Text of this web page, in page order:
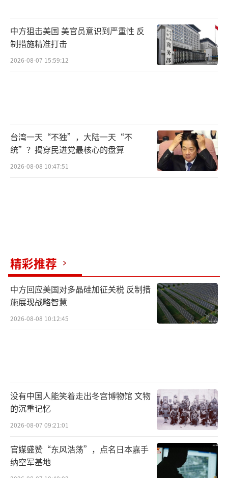
中方狙击美国 美官员意识到严重性 反
制措施精准打击
2026-08-07 15:59:12
台湾一天“不独”，大陆一天“不
统”？揭穿民进党最核心的盘算
2026-08-08 10:47:51
精彩推荐
中方回应美国对多晶硅加征关税 反制措
施展现战略智慧
2026-08-08 10:12:45
没有中国人能笑着走出冬宫博物馆 文物
的沉重记忆
2026-08-07 09:21:01
官媒盛赞“东风浩荡”，点名日本嘉手
纳空军基地